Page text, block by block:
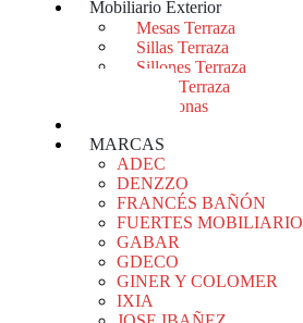
Mobiliario Exterior
Mesas Terraza
Sillas Terraza
Sillones Terraza
Sofás Terraza
Tumbonas
MARCAS
ADEC
DENZZO
FRANCÉS BAÑÓN
FUERTES MOBILIARIO
GABAR
GDECO
GINER Y COLOMER
IXIA